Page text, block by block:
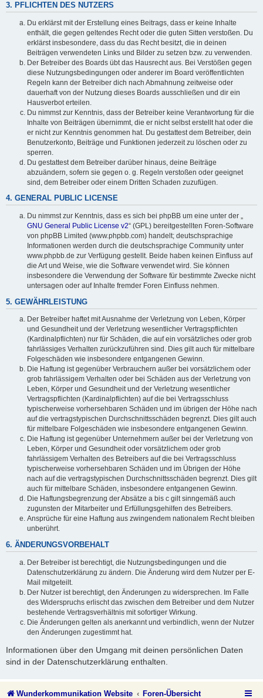
3. PFLICHTEN DES NUTZERS
Du erklärst mit der Erstellung eines Beitrags, dass er keine Inhalte
enthält, die gegen geltendes Recht oder die guten Sitten verstoßen. Du
erklärst insbesondere, dass du das Recht besitzt, die in deinen
Beiträgen verwendeten Links und Bilder zu setzen bzw. zu verwenden.
Der Betreiber des Boards übt das Hausrecht aus. Bei Verstößen gegen
diese Nutzungsbedingungen oder anderer im Board veröffentlichten
Regeln kann der Betreiber dich nach Abmahnung zeitweise oder
dauerhaft von der Nutzung dieses Boards ausschließen und dir ein
Hausverbot erteilen.
Du nimmst zur Kenntnis, dass der Betreiber keine Verantwortung für die
Inhalte von Beiträgen übernimmt, die er nicht selbst erstellt hat oder die
er nicht zur Kenntnis genommen hat. Du gestattest dem Betreiber, dein
Benutzerkonto, Beiträge und Funktionen jederzeit zu löschen oder zu
sperren.
Du gestattest dem Betreiber darüber hinaus, deine Beiträge
abzuändern, sofern sie gegen o. g. Regeln verstoßen oder geeignet
sind, dem Betreiber oder einem Dritten Schaden zuzufügen.
4. GENERAL PUBLIC LICENSE
Du nimmst zur Kenntnis, dass es sich bei phpBB um eine unter der „
GNU General Public License v2“ (GPL) bereitgestellten Foren-Software
von phpBB Limited (www.phpbb.com) handelt; deutschsprachige
Informationen werden durch die deutschsprachige Community unter
www.phpbb.de zur Verfügung gestellt. Beide haben keinen Einfluss auf
die Art und Weise, wie die Software verwendet wird. Sie können
insbesondere die Verwendung der Software für bestimmte Zwecke nicht
untersagen oder auf Inhalte fremder Foren Einfluss nehmen.
5. GEWÄHRLEISTUNG
Der Betreiber haftet mit Ausnahme der Verletzung von Leben, Körper
und Gesundheit und der Verletzung wesentlicher Vertragspflichten
(Kardinalpflichten) nur für Schäden, die auf ein vorsätzliches oder grob
fahrlässiges Verhalten zurückzuführen sind. Dies gilt auch für mittelbare
Folgeschäden wie insbesondere entgangenen Gewinn.
Die Haftung ist gegenüber Verbrauchern außer bei vorsätzlichem oder
grob fahrlässigem Verhalten oder bei Schäden aus der Verletzung von
Leben, Körper und Gesundheit und der Verletzung wesentlicher
Vertragspflichten (Kardinalpflichten) auf die bei Vertragsschluss
typischerweise vorhersehbaren Schäden und im übrigen der Höhe nach
auf die vertragstypischen Durchschnittsschäden begrenzt. Dies gilt auch
für mittelbare Folgeschäden wie insbesondere entgangenen Gewinn.
Die Haftung ist gegenüber Unternehmern außer bei der Verletzung von
Leben, Körper und Gesundheit oder vorsätzlichem oder grob
fahrlässigem Verhalten des Betreibers auf die bei Vertragsschluss
typischerweise vorhersehbaren Schäden und im Übrigen der Höhe
nach auf die vertragstypischen Durchschnittsschäden begrenzt. Dies gilt
auch für mittelbare Schäden, insbesondere entgangenen Gewinn.
Die Haftungsbegrenzung der Absätze a bis c gilt sinngemäß auch
zugunsten der Mitarbeiter und Erfüllungsgehilfen des Betreibers.
Ansprüche für eine Haftung aus zwingendem nationalem Recht bleiben
unberührt.
6. ÄNDERUNGSVORBEHALT
Der Betreiber ist berechtigt, die Nutzungsbedingungen und die
Datenschutzerklärung zu ändern. Die Änderung wird dem Nutzer per E-
Mail mitgeteilt.
Der Nutzer ist berechtigt, den Änderungen zu widersprechen. Im Falle
des Widerspruchs erlischt das zwischen dem Betreiber und dem Nutzer
bestehende Vertragsverhältnis mit sofortiger Wirkung.
Die Änderungen gelten als anerkannt und verbindlich, wenn der Nutzer
den Änderungen zugestimmt hat.
Informationen über den Umgang mit deinen persönlichen Daten
sind in der Datenschutzerklärung enthalten.
Wunderkommunikation Website Foren-Übersicht